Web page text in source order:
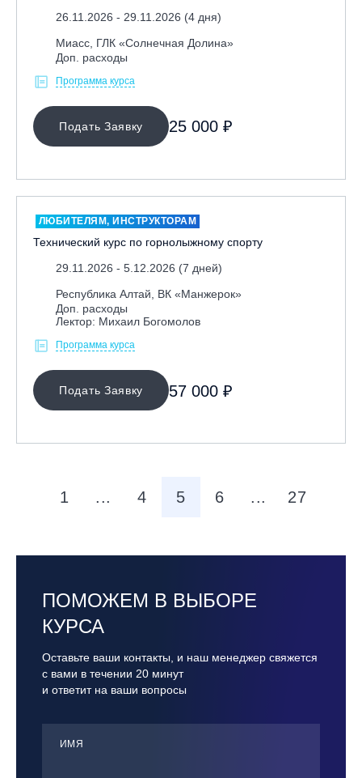
26.11.2026 - 29.11.2026 (4 дня)
Миасс, ГЛК «Солнечная Долина»
Доп. расходы
Программа курса
Подать Заявку 25 000 ₽
ЛЮБИТЕЛЯМ, ИНСТРУКТОРАМ
Технический курс по горнолыжному спорту
29.11.2026 - 5.12.2026 (7 дней)
Республика Алтай, ВК «Манжерок»
Доп. расходы
Лектор: Михаил Богомолов
Программа курса
Подать Заявку 57 000 ₽
1 ... 4 5 6 ... 27
ПОМОЖЕМ В ВЫБОРЕ
КУРСА
Оставьте ваши контакты, и наш менеджер свяжется
с вами в течении 20 минут
и ответит на ваши вопросы
ИМЯ